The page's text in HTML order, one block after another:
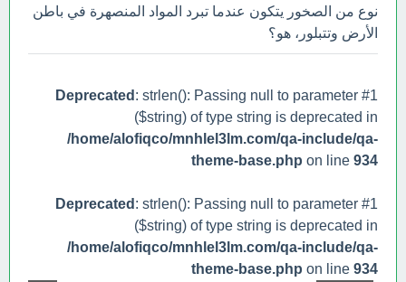
نوع من الصخور يتكون عندما تبرد المواد المنصهرة في باطن
الأرض وتتبلور، هو؟
Deprecated : strlen(): Passing null to parameter #1
($string) of type string is deprecated in
/home/alofiqco/mnhlel3lm.com/qa-include/qa-
theme-base.php on line 934
Deprecated : strlen(): Passing null to parameter #1
($string) of type string is deprecated in
/home/alofiqco/mnhlel3lm.com/qa-include/qa-
theme-base.php on line 934